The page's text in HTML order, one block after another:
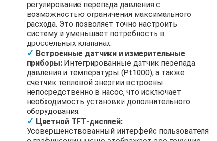
регулирование перепада давления с
возможностью ограничения максимального
расхода. Это позволяет точно настроить
систему и уменьшает потребность в
дроссельных клапанах.
Встроенные датчики и измерительные
приборы: Интегрированные датчик перепада
давления и температуры (Pt1000), а также
счетчик тепловой энергии встроены
непосредственно в насос, что исключает
необходимость установки дополнительного
оборудования.
Цветной TFT‑дисплей:
Усовершенствованный интерфейс пользователя